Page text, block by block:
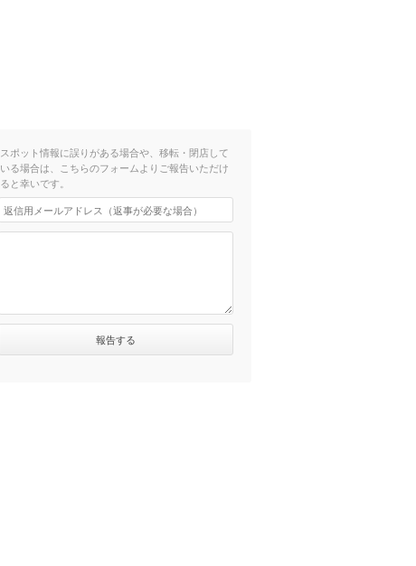
スポット情報に誤りがある場合や、移転・閉店して
いる場合は、こちらのフォームよりご報告いただけ
ると幸いです。